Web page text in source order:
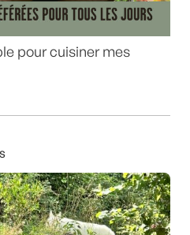
pour cuisiner mes